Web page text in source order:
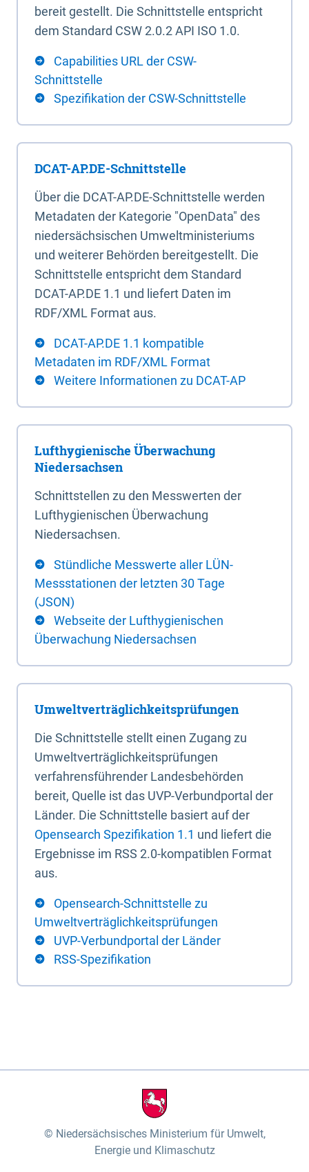
bereit gestellt. Die Schnittstelle entspricht
dem Standard CSW 2.0.2 API ISO 1.0.
Capabilities URL der CSW-
Schnittstelle
Spezifikation der CSW-Schnittstelle
DCAT-AP.DE-Schnittstelle
Über die DCAT-AP.DE-Schnittstelle werden
Metadaten der Kategorie "OpenData" des
niedersächsischen Umweltministeriums
und weiterer Behörden bereitgestellt. Die
Schnittstelle entspricht dem Standard
DCAT-AP.DE 1.1 und liefert Daten im
RDF/XML Format aus.
DCAT-AP.DE 1.1 kompatible
Metadaten im RDF/XML Format
Weitere Informationen zu DCAT-AP
Lufthygienische Überwachung
Niedersachsen
Schnittstellen zu den Messwerten der
Lufthygienischen Überwachung
Niedersachsen.
Stündliche Messwerte aller LÜN-
Messstationen der letzten 30 Tage
(JSON)
Webseite der Lufthygienischen
Überwachung Niedersachsen
Umweltverträglichkeitsprüfungen
Die Schnittstelle stellt einen Zugang zu
Umweltverträglichkeitsprüfungen
verfahrensführender Landesbehörden
bereit, Quelle ist das UVP-Verbundportal der
Länder. Die Schnittstelle basiert auf der
Opensearch Spezifikation 1.1 und liefert die
Ergebnisse im RSS 2.0-kompatiblen Format
aus.
Opensearch-Schnittstelle zu
Umweltverträglichkeitsprüfungen
UVP-Verbundportal der Länder
RSS-Spezifikation
Niedersächsisches Ministerium für Umwelt,
Energie und Klimaschutz